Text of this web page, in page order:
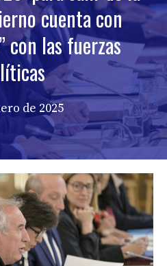
cuenta con
con las fuerzas
de 2025